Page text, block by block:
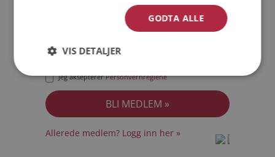
Jeg akseptererPersonvernreglene
Allerede medlem? Logg inn her »
GODTA ALLE
VIS DETALJER